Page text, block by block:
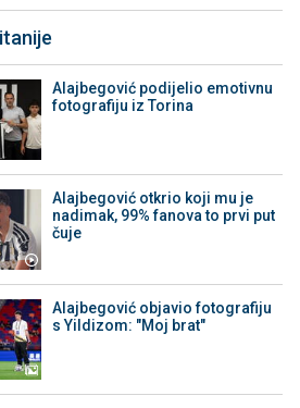
Alajbegović podijelio emotivnu
fotografiju iz Torina
Alajbegović otkrio koji mu je
nadimak, 99% fanova to prvi put
čuje
Alajbegović objavio fotografiju
s Yildizom: "Moj brat"